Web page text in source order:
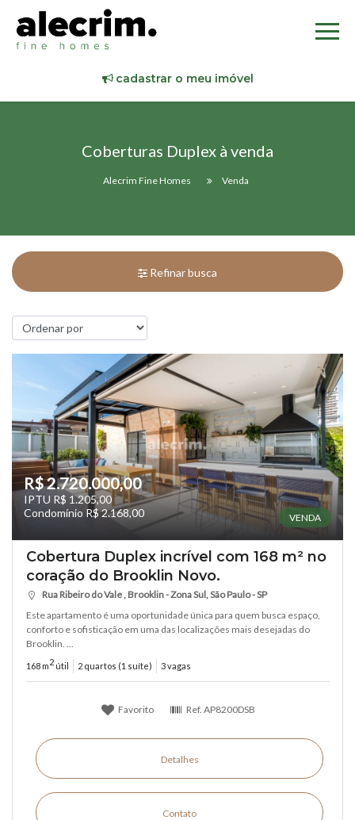
cadastrar o meu imóvel
Coberturas Duplex à venda
Alecrim Fine Homes Venda
Refinar busca
R$ 2.720.000,00
IPTU R$ 1.205,00
Condomínio R$ 2.168,00
VENDA
Cobertura Duplex incrível com 168 m² no
coração do Brooklin Novo.
Rua Ribeiro do Vale , Brooklin - Zona Sul, São Paulo - SP
Este apartamento é uma oportunidade única para quem busca espaço,
conforto e sofisticação em uma das localizações mais desejadas do
Brooklin. ...
168 m2 útil 2 quartos (1 suíte) 3 vagas
Favorito Ref. AP8200DSB
Detalhes
Contato